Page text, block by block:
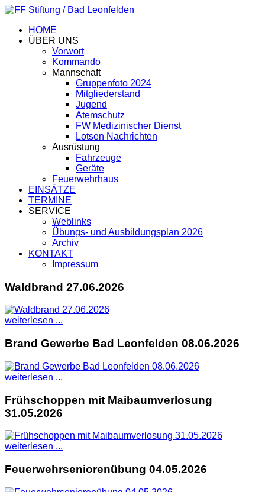
HOME
ÜBER UNS
Vorwort
Kommando
Mannschaft
Gruppenfoto 2024
Mitgliederstand
Jugend
Atemschutz
FW Medizinischer Dienst
Lotsen Nachrichten
Ausrüstung
Fahrzeuge
Geräte
Feuerwehrhaus
EINSÄTZE
TERMINE
SERVICE
Weblinks
Übungs- und Ausbildungsplan 2026
Archiv
KONTAKT
Impressum
Waldbrand 27.06.2026
weiterlesen ...
Brand Gewerbe Bad Leonfelden 08.06.2026
weiterlesen ...
Frühschoppen mit Maibaumverlosung
31.05.2026
weiterlesen ...
Feuerwehrseniorenübung 04.05.2026